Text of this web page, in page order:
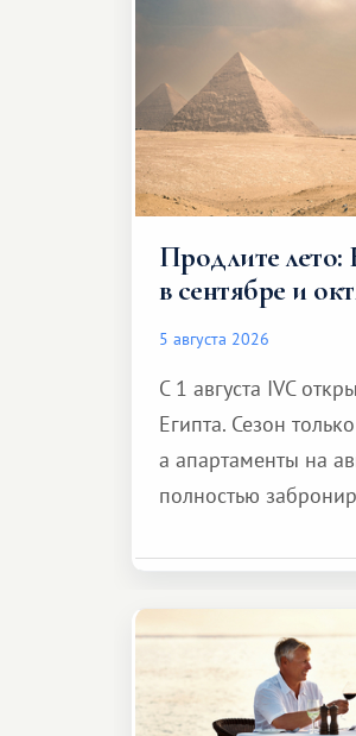
Продлите лето:
в сентябре и
5 августа 2026
С 1 августа IVC
Египта. Сезон
а апартаменты на
полностью